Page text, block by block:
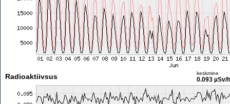
Radioaktiivsus keskmine
0.093 µSv/h